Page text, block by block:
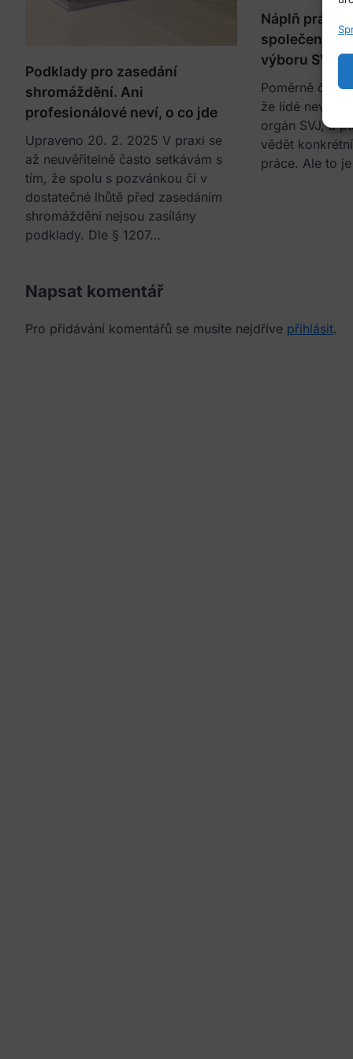
Podklady pro zasedání
shromáždění. Ani
profesionálové neví, o co jde
Upraveno 20. 2. 2025 V praxi se
až neuvěřitelně často setkávám s
tím, že spolu s pozvánkou či v
dostatečné lhůtě před zasedáním
shromáždění nejsou zasílány
podklady. Dle § 1207…
Náplň práce
společenství
výboru SVJ
Poměrně
že lidé neví,
orgán SVJ, a
vědět
práce. Ale to
Napsat komentář
Pro přidávání komentářů se musíte nejdříve přihlásit.